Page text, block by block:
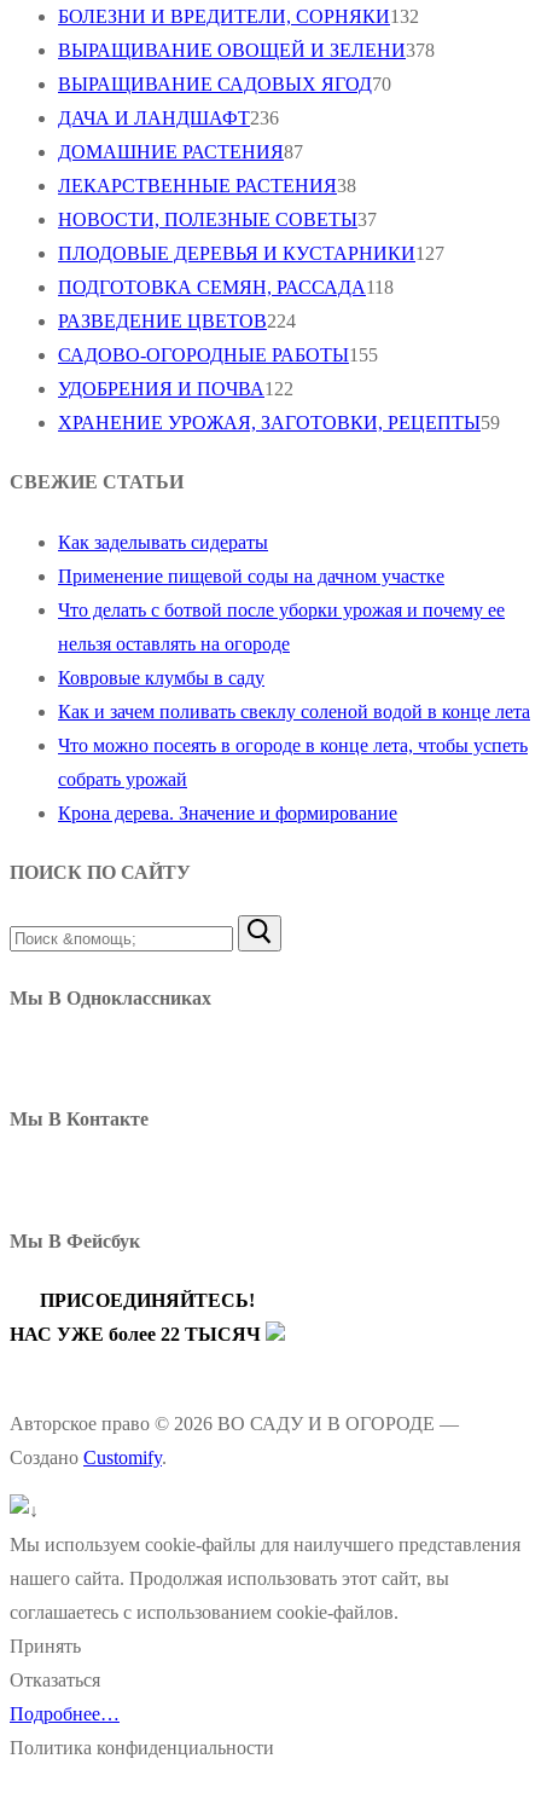
БОЛЕЗНИ И ВРЕДИТЕЛИ, СОРНЯКИ132
ВЫРАЩИВАНИЕ ОВОЩЕЙ И ЗЕЛЕНИ378
ВЫРАЩИВАНИЕ САДОВЫХ ЯГОД70
ДАЧА И ЛАНДШАФТ236
ДОМАШНИЕ РАСТЕНИЯ87
ЛЕКАРСТВЕННЫЕ РАСТЕНИЯ38
НОВОСТИ, ПОЛЕЗНЫЕ СОВЕТЫ37
ПЛОДОВЫЕ ДЕРЕВЬЯ И КУСТАРНИКИ127
ПОДГОТОВКА СЕМЯН, РАССАДА118
РАЗВЕДЕНИЕ ЦВЕТОВ224
САДОВО-ОГОРОДНЫЕ РАБОТЫ155
УДОБРЕНИЯ И ПОЧВА122
ХРАНЕНИЕ УРОЖАЯ, ЗАГОТОВКИ, РЕЦЕПТЫ59
СВЕЖИЕ СТАТЬИ
Как заделывать сидераты
Применение пищевой соды на дачном участке
Что делать с ботвой после уборки урожая и почему ее
нельзя оставлять на огороде
Ковровые клумбы в саду
Как и зачем поливать свеклу соленой водой в конце лета
Что можно посеять в огороде в конце лета, чтобы успеть
собрать урожай
Крона дерева. Значение и формирование
ПОИСК ПО САЙТУ
Найти:
Мы В Одноклассниках
Мы В Контакте
Мы В Фейсбук
ПРИСОЕДИНЯЙТЕСЬ!
НАС УЖЕ более 22 ТЫСЯЧ
Авторское право © 2026 ВО САДУ И В ОГОРОДЕ —
Создано Customify.
Мы используем cookie-файлы для наилучшего представления
нашего сайта. Продолжая использовать этот сайт, вы
соглашаетесь с использованием cookie-файлов.
Принять
Отказаться
Подробнее…
Политика конфиденциальности